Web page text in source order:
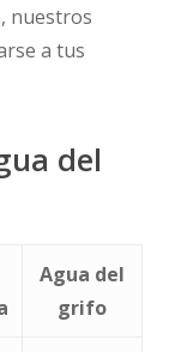
nuestros
a tus
del
Agua del
grifo